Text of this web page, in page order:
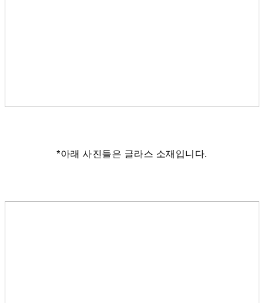
*아래 사진들은 글라스 소재입니다.